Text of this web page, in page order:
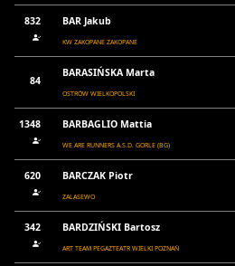
832 BAR Jakub
KW ZAKOPANE ZAKOPANE
84
BARASIŃSKA Marta
OSTRÓW WIELKOPOLSKI
1348 BARBAGLIO Mattia
WE ARE RUNNERS A.S.D. GORLE (BG)
620 BARCZAK Piotr
ZALASEWO
342 BARDZIŃSKI Bartosz
ART TEAM PEGAZTEATR WIELKI POZNAŃ